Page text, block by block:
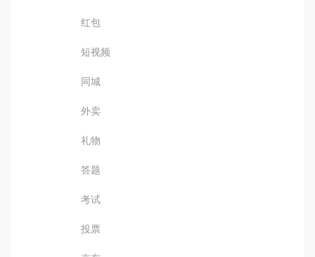
红包
短视频
同城
外卖
礼物
答题
考试
投票